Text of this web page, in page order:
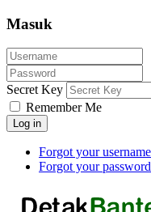
Masuk
Secret Key
Remember Me
Log in
Forgot your
Forgot your